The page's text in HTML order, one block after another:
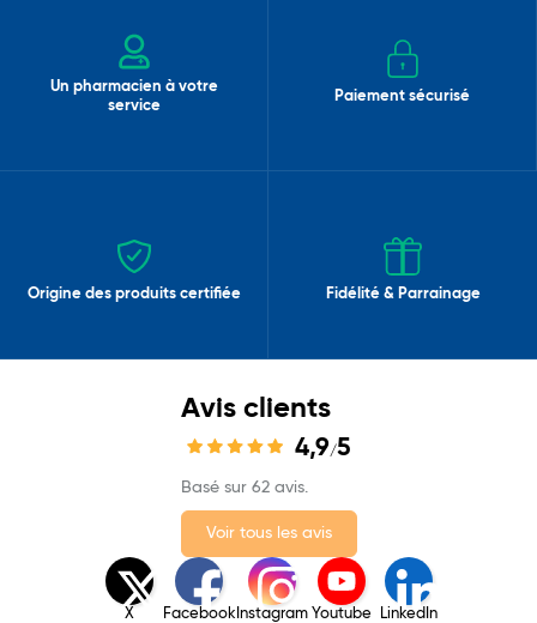
Un pharmacien à votre
service
Paiement sécurisé
Origine des produits certifiée Fidélité & Parrainage
Avis clients
4,9/5
Basé sur 62 avis.
Voir tous les avis
X Facebook Instagram Youtube LinkedIn